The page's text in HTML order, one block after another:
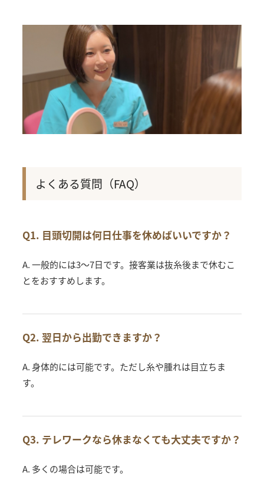
よくある質問（FAQ）
Q1. 目頭切開は何日仕事を休めばいいですか？
A. 一般的には3〜7日です。接客業は抜糸後まで休むこ
とをおすすめします。
Q2. 翌日から出勤できますか？
A. 身体的には可能です。ただし糸や腫れは目立ちま
す。
Q3. テレワークなら休まなくても大丈夫ですか？
A. 多くの場合は可能です。